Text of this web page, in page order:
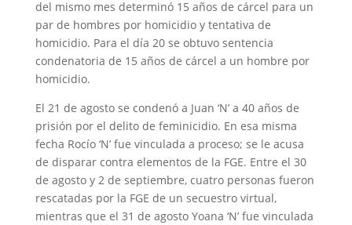
del mismo mes determinó 15 años de cárcel para un
par de hombres por homicidio y tentativa de
homicidio. Para el día 20 se obtuvo sentencia
condenatoria de 15 años de cárcel a un hombre por
homicidio.
El 21 de agosto se condenó a Juan ‘N’ a 40 años de
prisión por el delito de feminicidio. En esa misma
fecha Rocío ‘N’ fue vinculada a proceso; se le acusa
de disparar contra elementos de la FGE. Entre el 30
de agosto y 2 de septiembre, cuatro personas fueron
rescatadas por la FGE de un secuestro virtual,
mientras que el 31 de agosto Yoana ‘N’ fue vinculada